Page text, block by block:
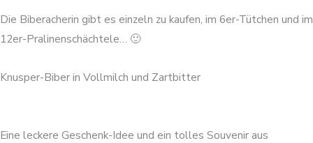
Die Biberacherin gibt es einzeln zu kaufen, im 6er-Tütchen und im
12er-Pralinenschächtele… 🙂
Knusper-Biber in Vollmilch und Zartbitter
Eine leckere Geschenk-Idee und ein tolles Souvenir aus